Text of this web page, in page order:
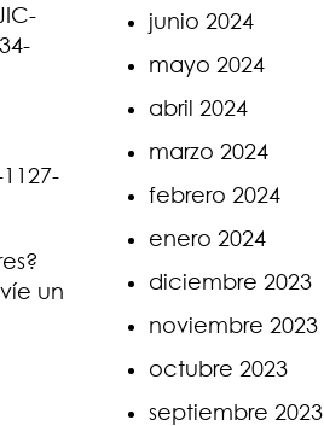
un
junio 2024
mayo 2024
abril 2024
marzo 2024
febrero 2024
enero 2024
diciembre 2023
noviembre 2023
octubre 2023
septiembre 2023